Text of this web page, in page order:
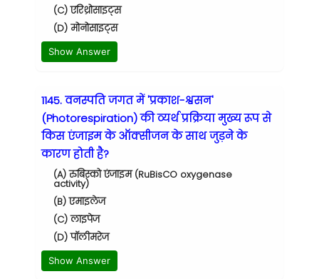
(C) एरिथ्रोसाइट्स
(D) मोनोसाइट्स
Show Answer
1145. वनस्पति जगत में 'प्रकाश-श्वसन'
(Photorespiration) की व्यर्थ प्रक्रिया मुख्य रूप से
किस एंजाइम के ऑक्सीजन के साथ जुड़ने के
कारण होती है?
(A) रुबिस्को एंजाइम (RuBisCO oxygenase
activity)
(B) एमाइलेज
(C) लाइपेज
(D) पॉलीमरेज
Show Answer